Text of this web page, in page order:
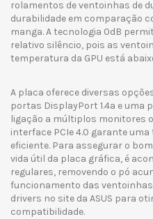
rolamentos de ventoinhas de
durabilidade em comparação
manga. A tecnologia 0dB
relativo silêncio, pois as
temperatura da GPU está
A placa oferece diversas
portas DisplayPort 1.4a e uma
ligação a múltiplos monitores
interface PCIe 4.0 garante
eficiente. Para assegurar o
vida útil da placa gráfica, é
regulares, removendo o pó
funcionamento das
drivers no site da ASUS para
compatibilidade.